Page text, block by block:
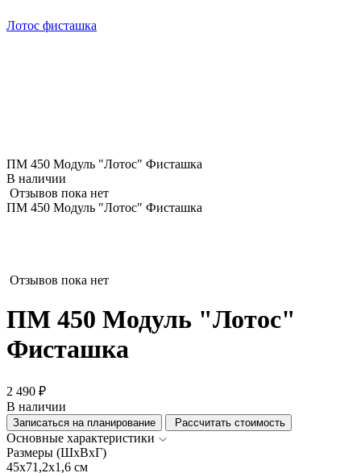
Лотос фисташка
ПМ 450 Модуль "Лотос" Фисташка
В наличии
Отзывов пока нет
ПМ 450 Модуль "Лотос" Фисташка
Отзывов пока нет
ПМ 450 Модуль "Лотос"
Фисташка
2 490 ₽
В наличии
Записаться на планирование Рассчитать стоимость
Основные характеристики
Размеры (ШхВхГ)
45x71,2x1,6 см